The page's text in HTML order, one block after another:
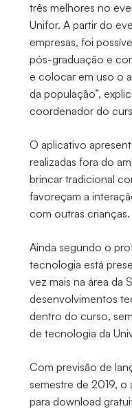
três melhores no
Unifor. A partir do
empresas, foi
pós-graduação e
e colocar em uso o
da população”,
coordenador do
O aplicativo
realizadas fora do
brincar tradicional
favoreçam a
com outras crianças.
Ainda segundo o
tecnologia está
vez mais na área da
desenvolvimentos
dentro do curso,
de tecnologia da
Com previsão de
semestre de 2019, o
para download